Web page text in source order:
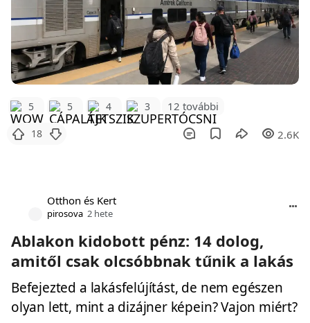
5 5 4 3 12 további
18 2.6K
Otthon és Kert
pirosova 2 hete
Ablakon kidobott pénz: 14 dolog,
amitől csak olcsóbbnak tűnik a lakás
Befejezted a lakásfelújítást, de nem egészen
olyan lett, mint a dizájner képein? Vajon miért?